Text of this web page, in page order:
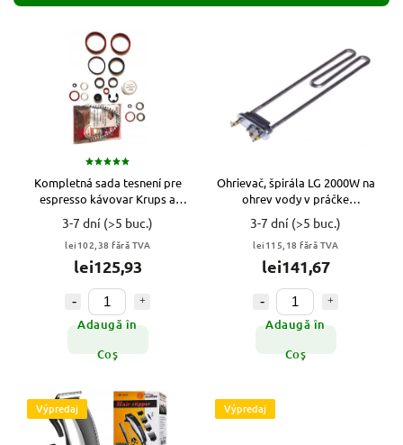
Cele mai scumpe
Alfabetic
Kompletná sada tesnení pre
espresso kávovar Krups a
Rowenta
3-7 dní (>5 buc.)
lei102,38 fără TVA
lei125,93
Adaugă în
Coş
Ohrievač, špirála LG 2000W na
ohrev vody v práčke
AEG33121503 k1 VYPR
3-7 dní (>5 buc.)
lei115,18 fără TVA
lei141,67
Adaugă în
Coş
Výpredaj Výpredaj